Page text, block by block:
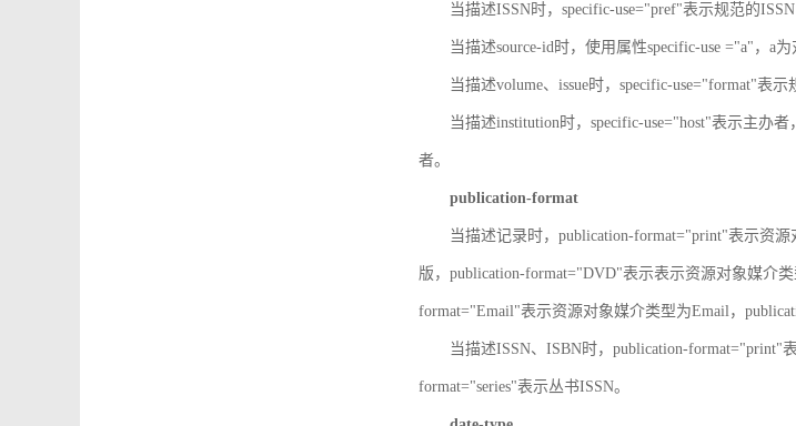
当描述ISSN时，specific-use="pref"表示规范的
当描述source-id时，使用属性specific-use ="a"，a
当描述volume、issue时，specific-use="format"表示
当描述institution时，specific-use="host"表示主办
者。
publication-format
当描述记录时，publication-format="print"表示资
版，publication-format="DVD"表示表示资源对象媒介
format="Email"表示资源对象媒介类型为Email，
当描述ISSN、ISBN时，publication-format="print"
format="series"表示丛书ISSN。